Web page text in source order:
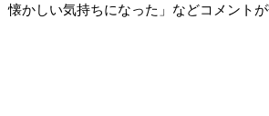
懐かしい気持ちになった」などコメントが